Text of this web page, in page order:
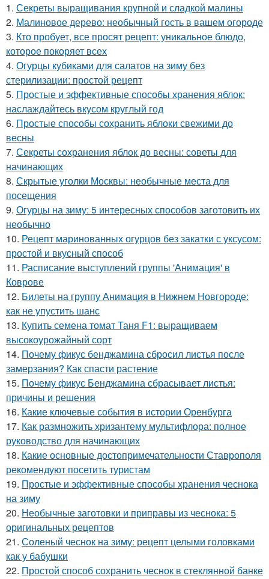
1. Секреты выращивания крупной и сладкой малины
2. Малиновое дерево: необычный гость в вашем огороде
3. Кто пробует, все просят рецепт: уникальное блюдо,
которое покоряет всех
4. Огурцы кубиками для салатов на зиму без
стерилизации: простой рецепт
5. Простые и эффективные способы хранения яблок:
наслаждайтесь вкусом круглый год
6. Простые способы сохранить яблоки свежими до
весны
7. Секреты сохранения яблок до весны: советы для
начинающих
8. Скрытые уголки Москвы: необычные места для
посещения
9. Огурцы на зиму: 5 интересных способов заготовить их
необычно
10. Рецепт маринованных огурцов без закатки с уксусом:
простой и вкусный способ
11. Расписание выступлений группы 'Анимация' в
Коврове
12. Билеты на группу Анимация в Нижнем Новгороде:
как не упустить шанс
13. Купить семена томат Таня F1: выращиваем
высокоурожайный сорт
14. Почему фикус бенджамина сбросил листья после
замерзания? Как спасти растение
15. Почему фикус Бенджамина сбрасывает листья:
причины и решения
16. Какие ключевые события в истории Оренбурга
17. Как размножить хризантему мультифлора: полное
руководство для начинающих
18. Какие основные достопримечательности Ставрополя
рекомендуют посетить туристам
19. Простые и эффективные способы хранения чеснока
на зиму
20. Необычные заготовки и приправы из чеснока: 5
оригинальных рецептов
21. Соленый чеснок на зиму: рецепт целыми головками
как у бабушки
22. Простой способ сохранить чеснок в стеклянной банке